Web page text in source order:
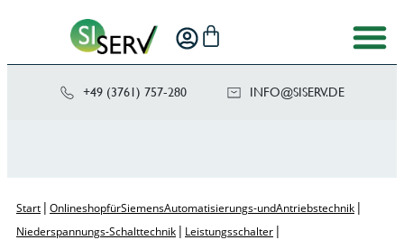
+49 (3761) 757-280 ED.VRE
SIS@OF
NI
Start | Onlineshop für Siemens Automatisierungs- und Antriebstechnik |
Niederspannungs-Schalttechnik | Leistungsschalter |